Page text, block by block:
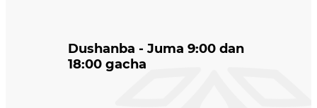
Dushanba - Juma 9:00 dan
18:00 gacha